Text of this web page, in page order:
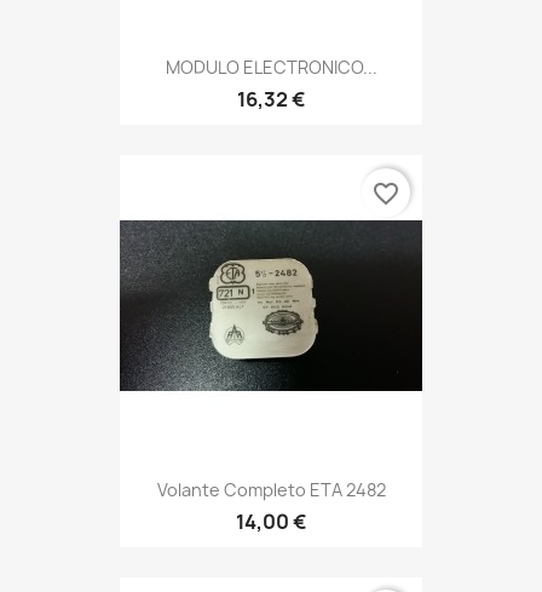
MODULO ELECTRONICO...
16,32 €
Volante Completo ETA 2482
14,00 €
favorite_border